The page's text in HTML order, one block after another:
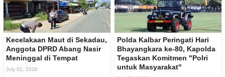
Kecelakaan Maut di Sekadau,
Anggota DPRD Abang Nasir
Meninggal di Tempat
July 02, 2026
Polda Kalbar Peringati Hari
Bhayangkara ke-80, Kapolda
Tegaskan Komitmen "Polri
untuk Masyarakat"